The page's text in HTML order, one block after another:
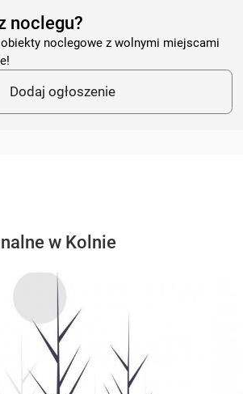
noclegu?
obiekty noclegowe z wolnymi miejscami
Dodaj ogłoszenie
w Kolnie